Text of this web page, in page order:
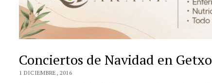
Conciertos de Navidad en Getxo
1 DICIEMBRE, 2016